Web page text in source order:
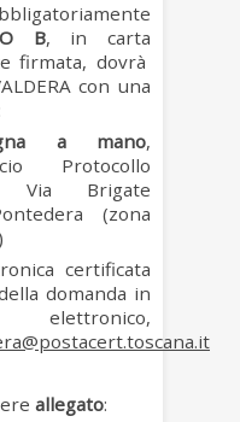
B, in carta
firmata, dovrà
con una
a mano,
Protocollo
Via Brigate
(zona
certificata
domanda in
allegato: